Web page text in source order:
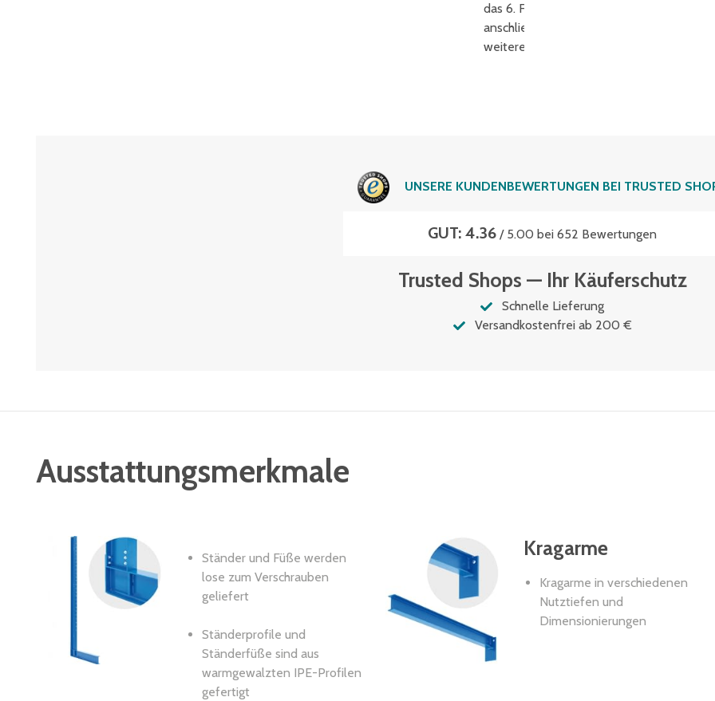
das 6. Feld,
anschließend jedes
weitere 5. Feld.
UNSERE KUNDENBEWERTUNGEN BEI TRUSTED
GUT: 4.36 / 5.00 bei 652 Bewertungen
Trusted Shops — Ihr Käuferschutz
Schnelle Lieferung
Versandkostenfrei ab 200 €
Ausstattungsmerkmale
Ständer und Füße werden
lose zum Verschrauben
geliefert
Ständerprofile und
Ständerfüße sind aus
warmgewalzten IPE-Profilen
gefertigt
Kragarme
Kragarme in verschiedenen
Nutztiefen und
Dimensionierungen